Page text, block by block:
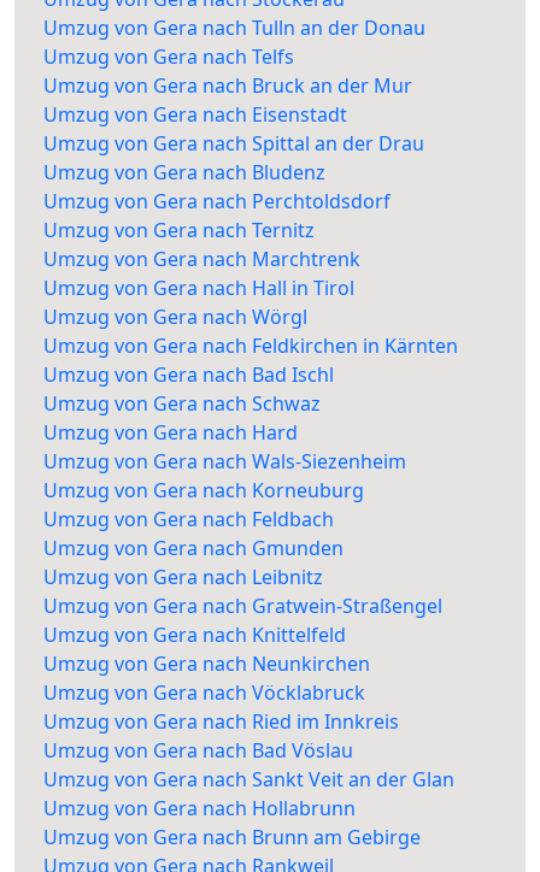
Umzug von Gera nach Tulln an der Donau
Umzug von Gera nach Telfs
Umzug von Gera nach Bruck an der Mur
Umzug von Gera nach Eisenstadt
Umzug von Gera nach Spittal an der Drau
Umzug von Gera nach Bludenz
Umzug von Gera nach Perchtoldsdorf
Umzug von Gera nach Ternitz
Umzug von Gera nach Marchtrenk
Umzug von Gera nach Hall in Tirol
Umzug von Gera nach Wörgl
Umzug von Gera nach Feldkirchen in Kärnten
Umzug von Gera nach Bad Ischl
Umzug von Gera nach Schwaz
Umzug von Gera nach Hard
Umzug von Gera nach Wals-Siezenheim
Umzug von Gera nach Korneuburg
Umzug von Gera nach Feldbach
Umzug von Gera nach Gmunden
Umzug von Gera nach Leibnitz
Umzug von Gera nach Gratwein-Straßengel
Umzug von Gera nach Knittelfeld
Umzug von Gera nach Neunkirchen
Umzug von Gera nach Vöcklabruck
Umzug von Gera nach Ried im Innkreis
Umzug von Gera nach Bad Vöslau
Umzug von Gera nach Sankt Veit an der Glan
Umzug von Gera nach Hollabrunn
Umzug von Gera nach Brunn am Gebirge
Umzug von Gera nach Rankweil